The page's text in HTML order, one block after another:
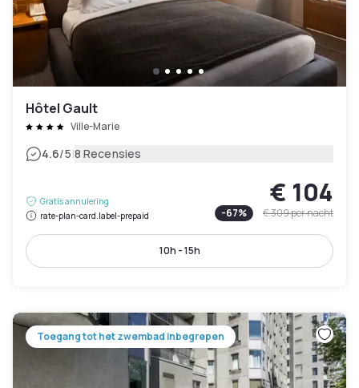
Hôtel Gault
Ville-Marie
4.6/5|8 Recensies
Gratis annulering
rate-plan-card.label-prepaid
€ 104
-67% € 309per nacht
10h - 15h
Toegang tot het zwembad inbegrepen